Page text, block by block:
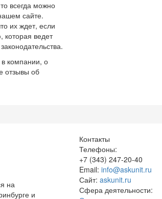
всегда можно
сайте.
их ждет, если
которая ведет
компании, о
отзывы об
на
и
Контакты
Телефоны:
+7 (343) 247-20-40
Email: info@askunit.ru
Сайт: askunit.ru
Сфера деятельности: